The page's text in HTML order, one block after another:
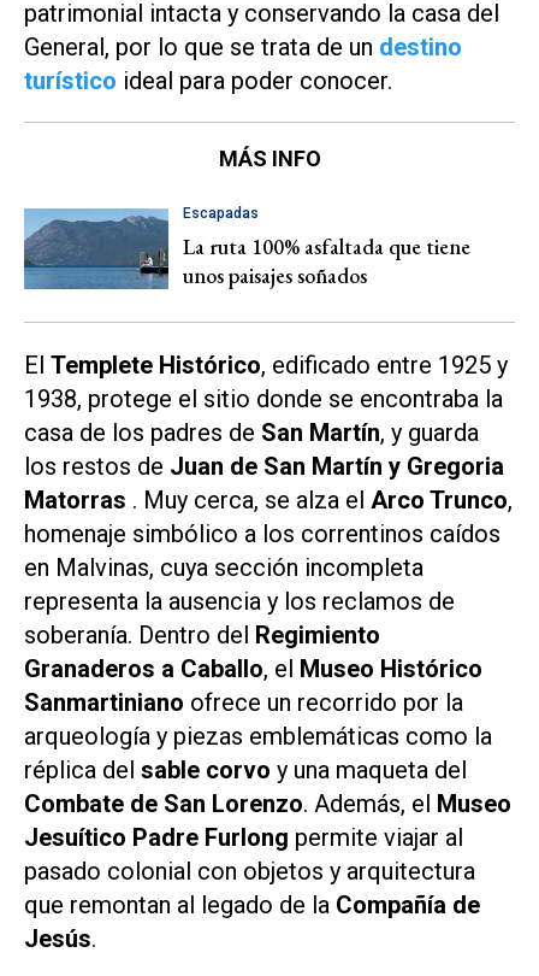
patrimonial intacta y conservando la casa del
General, por lo que se trata de un destino
turístico ideal para poder conocer.
MÁS INFO
Escapadas
La ruta 100% asfaltada que tiene
unos paisajes soñados
El Templete Histórico, edificado entre 1925 y
1938, protege el sitio donde se encontraba la
casa de los padres de San Martín, y guarda
los restos de Juan de San Martín y Gregoria
Matorras . Muy cerca, se alza el Arco Trunco,
homenaje simbólico a los correntinos caídos
en Malvinas, cuya sección incompleta
representa la ausencia y los reclamos de
soberanía. Dentro del Regimiento
Granaderos a Caballo, el Museo Histórico
Sanmartiniano ofrece un recorrido por la
arqueología y piezas emblemáticas como la
réplica del sable corvo y una maqueta del
Combate de San Lorenzo. Además, el Museo
Jesuítico Padre Furlong permite viajar al
pasado colonial con objetos y arquitectura
que remontan al legado de la Compañía de
Jesús.